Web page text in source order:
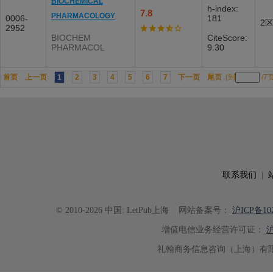
0006-
2952
PHARMACOLOGY
BIOCHEM
PHARMACOL
7.8
h-index:
181
CiteScore:
9.30
2区
首页 上一页 1 2 3 4 5 6 7 下一页 尾页 (到 /7
联系我们
© 2010-2026 中国: LetPub上海 网站备案号： 沪ICP备
增值电信业务经营许可证：
礼翰商务信息咨询（上海）